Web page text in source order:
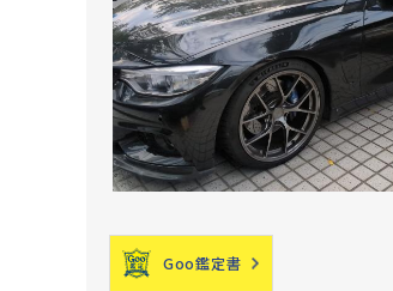
Goo鑑定書